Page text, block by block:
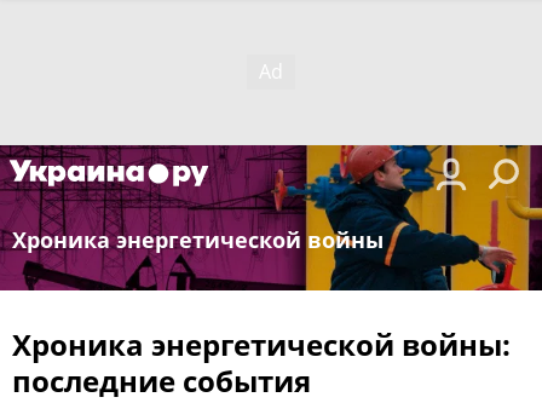
Хроника энергетической войны
Хроника энергетической войны:
последние события